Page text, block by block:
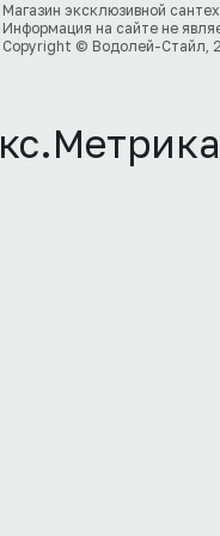
Магазин эксклюзивной
Информация на сайте не
Copyright © Водолей-Стайл,